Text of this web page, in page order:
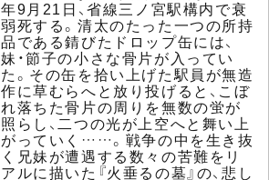
年9月21日、省線三ノ宮駅構内で衰
弱死する。清太のたった一つの所持
品である錆びたドロップ缶には、
妹・節子の小さな骨片が入ってい
た。その缶を拾い上げた駅員が無造
作に草むらへと放り投げると、こぼ
れ落ちた骨片の周りを無数の蛍が
照らし、二つの光が上空へと舞い上
がっていく……。戦争の中を生き抜
く兄妹が遭遇する数々の苦難をリ
アルに描いた『火垂るの墓』の、悲し